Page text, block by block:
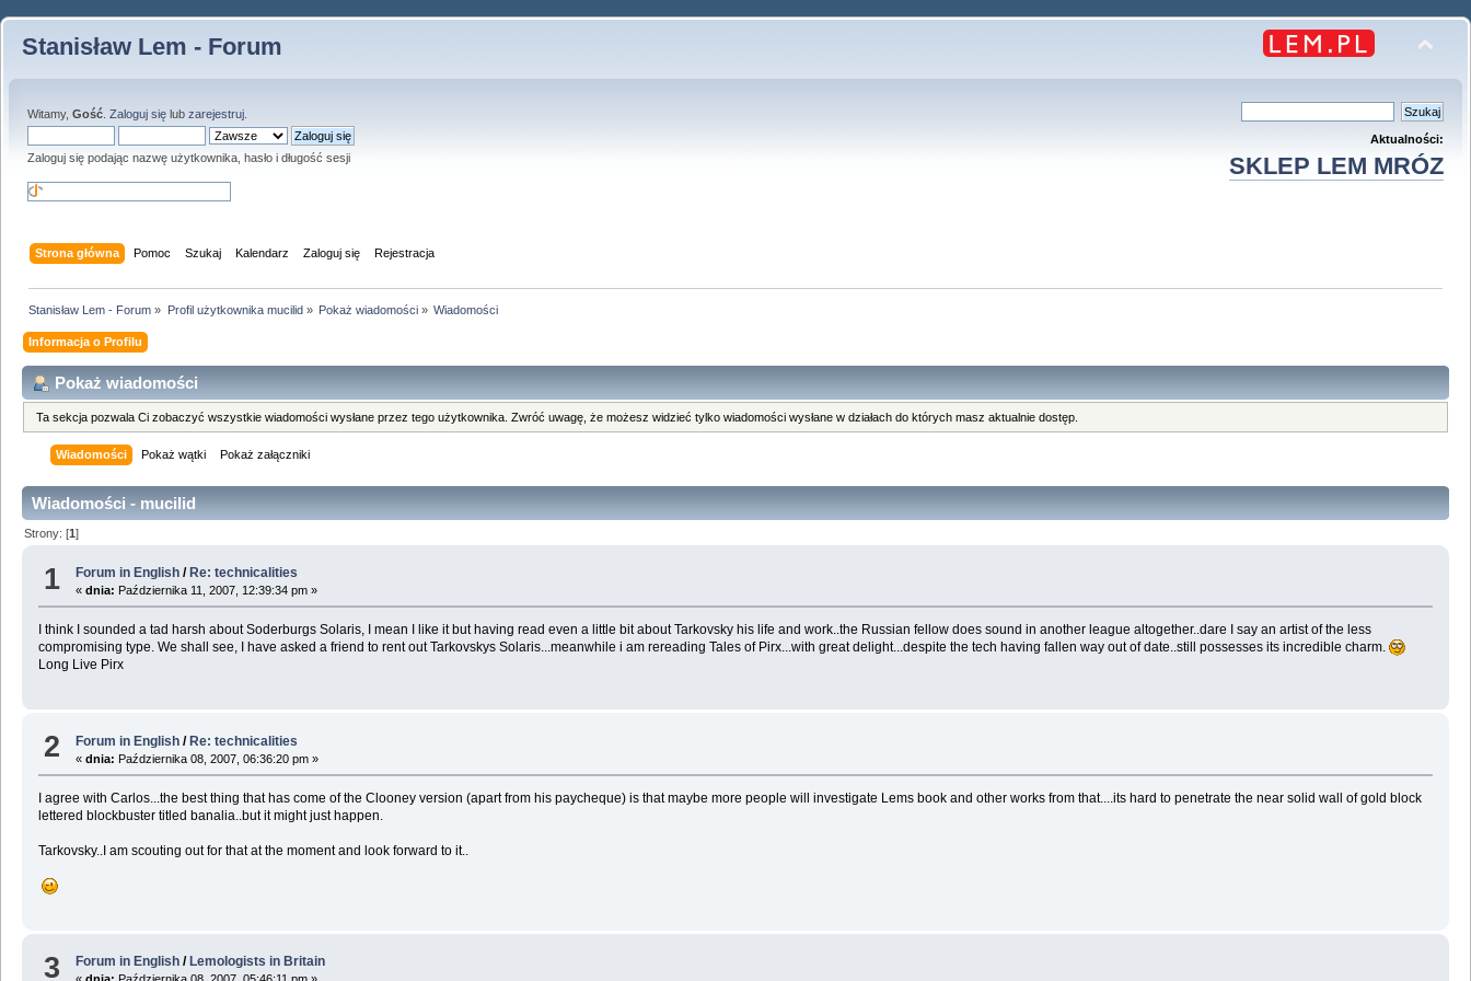
Stanisław Lem - Forum
Witamy, Gość Zaloguj się lub zarejestruj
Zaloguj się podając nazwę użytkownika, hasło i długość sesji
Aktualności:
SKLEP LEM MRÓZ
Strona główna Pomoc Szukaj Kalendarz Zaloguj się Rejestracja
Stanisław Lem - Forum » Profil użytkownika mucilid» Pokaż wiadomości» Wiadomości
Informacja o Profilu
Pokaż wiadomości
Ta sekcja pozwala Ci zobaczyć wszystkie wiadomości wysłane przez tego użytkownika. Zwróć uwagę, że możesz widzieć tylko wiadomości wysłane w działach do których masz aktualnie dostęp.
Wiadomości Pokaż wątki Pokaż załączniki
Wiadomości - mucilid
Strony: [1]
1 Forum in English / Re: technicalities
«dnia: Października 11, 2007, 12:39:34 pm »
I think I sounded a tad harsh about Soderburgs Solaris, I mean I like it but having read even a little bit about Tarkovsky his life and work..the Russian fellow does sound in another league altogether..dare I say an artist of the less
compromising type. We shall see, I have asked a friend to rent out Tarkovskys Solaris...meanwhile i am rereading Tales of Pirx...with great delight...despite the tech having fallen way out of date..still possesses its incredible charm.
Long Live Pirx
2 Forum in English /Re: technicalities
«dnia: Października 08, 2007, 06:36:20 pm »
I agree with Carlos...the best thing that has come of the Clooney version (apart from his paycheque) is that maybe more people will investigate Lems book and other works from that....its hard to penetrate the near solid wall of gold block
lettered blockbuster titled banalia..but it might just happen.
Tarkovsky..I am scouting out for that at the moment and look forward to it..
3 Forum in English / Lemologists in Britain